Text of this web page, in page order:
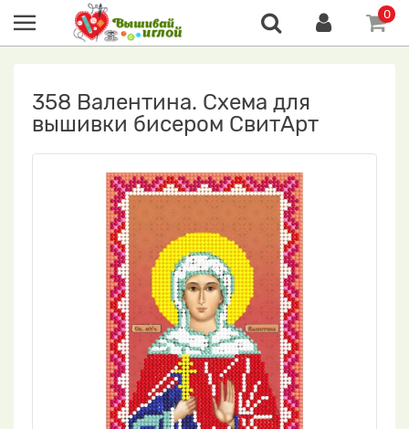
0
358 Валентина. Схема для
вышивки бисером СвитАрт